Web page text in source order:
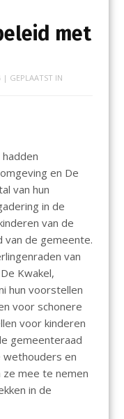
met
| GEPLAATST IN
en De
van hun
in de
van de
van de gemeente.
van
Kwakel,
hun voorstellen
voor schonere
voor kinderen
gemeenteraad
wethouders en
mee te nemen
in de